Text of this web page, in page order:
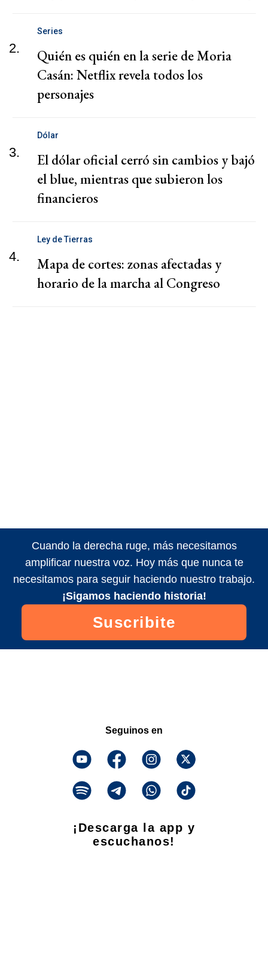
2.
Series
Quién es quién en la serie de Moria
Casán: Netflix revela todos los
personajes
3.
Dólar
El dólar oficial cerró sin cambios y bajó
el blue, mientras que subieron los
financieros
4.
Ley de Tierras
Mapa de cortes: zonas afectadas y
horario de la marcha al Congreso
Cuando la derecha ruge, más necesitamos
amplificar nuestra voz. Hoy más que nunca te
necesitamos para seguir haciendo nuestro trabajo.
¡Sigamos haciendo historia!
Suscribite
Seguinos en
¡Descarga la app y
escuchanos!